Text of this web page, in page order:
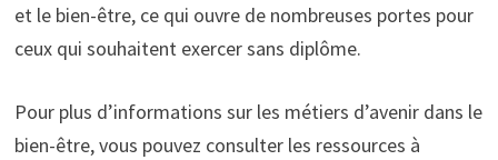
et le bien-être, ce qui ouvre de nombreuses portes pour
ceux qui souhaitent exercer sans diplôme.
Pour plus d’informations sur les métiers d’avenir dans le
bien-être, vous pouvez consulter les ressources à